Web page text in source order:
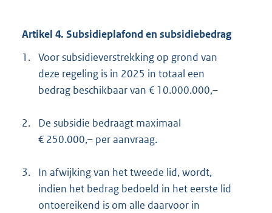
Artikel 4. Subsidieplafond en subsidiebedrag
1. Voor subsidieverstrekking op grond van
deze regeling is in 2025 in totaal een
bedrag beschikbaar van € 10.000.000,–
2.
De subsidie bedraagt maximaal
€ 250.000,– per aanvraag.
3.
In afwijking van het tweede lid, wordt,
indien het bedrag bedoeld in het eerste lid
ontoereikend is om alle daarvoor in